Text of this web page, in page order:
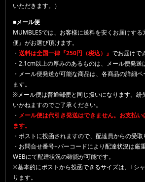
いただきます。）
■メール便
MUMBLESでは、お客様に送料を安くお届けす
便』がお選び頂けます。
・ 送料は全国一律『250円（税込）』 でお届けで
・2.1cm以上の厚みのあるものは、メール便発送
・メール便発送が可能な商品は、各商品の詳細
ます。
※メール便は普通郵便と同じ扱いになります。紛
いかねますのでご了承ください。
・ メール便は代引き発送はできません。お支払
ます。
・ポストに投函されますので、配達員からの受取
・お問合せ番号+バーコードにより配達状況は厳
WEBにて配達状況の確認が可能です。
※基本的にポストから投函できるサイズは、Tシ
ります。